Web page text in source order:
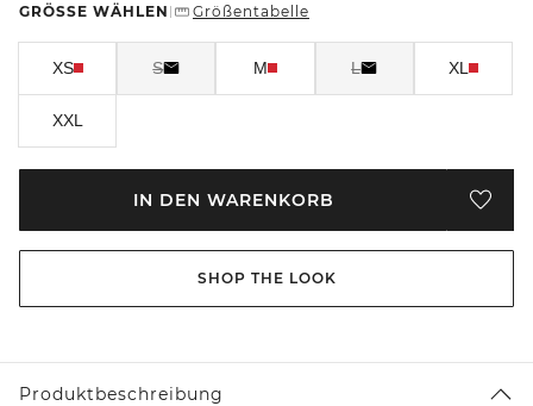
GRÖSSE WÄHLEN Größentabelle
XS S M L XL
XXL
IN DEN WARENKORB
SHOP THE LOOK
Produktbeschreibung